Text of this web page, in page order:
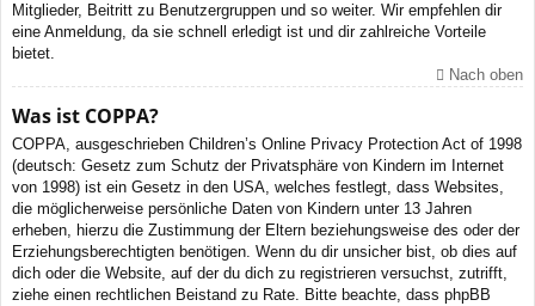
Mitglieder, Beitritt zu Benutzergruppen und so weiter. Wir empfehlen dir
eine Anmeldung, da sie schnell erledigt ist und dir zahlreiche Vorteile
bietet.
Nach oben
Was ist COPPA?
COPPA, ausgeschrieben Children’s Online Privacy Protection Act of 1998
(deutsch: Gesetz zum Schutz der Privatsphäre von Kindern im Internet
von 1998) ist ein Gesetz in den USA, welches festlegt, dass Websites,
die möglicherweise persönliche Daten von Kindern unter 13 Jahren
erheben, hierzu die Zustimmung der Eltern beziehungsweise des oder der
Erziehungsberechtigten benötigen. Wenn du dir unsicher bist, ob dies auf
dich oder die Website, auf der du dich zu registrieren versuchst, zutrifft,
ziehe einen rechtlichen Beistand zu Rate. Bitte beachte, dass phpBB